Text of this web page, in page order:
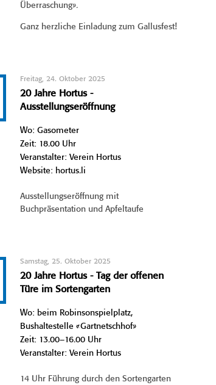
Überraschung».
Ganz herzliche Einladung zum Gallusfest!
Freitag, 24. Oktober 2025
20 Jahre Hortus -
Ausstellungseröffnung
Wo: Gasometer
Zeit: 18.00 Uhr
Veranstalter: Verein Hortus
Website: hortus.li
Ausstellungseröffnung mit
Buchpräsentation und Apfeltaufe
Samstag, 25. Oktober 2025
20 Jahre Hortus - Tag der offenen
Türe im Sortengarten
Wo: beim Robinsonspielplatz,
Bushaltestelle «Gartnetschhof»
Zeit: 13.00–16.00 Uhr
Veranstalter: Verein Hortus
14 Uhr Führung durch den Sortengarten